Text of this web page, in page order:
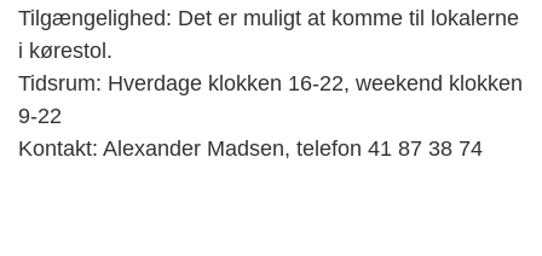
Tilgængelighed: Det er muligt at komme til lokalerne
i kørestol.
Tidsrum: Hverdage klokken 16-22, weekend klokken
9-22
Kontakt: Alexander Madsen, telefon 41 87 38 74